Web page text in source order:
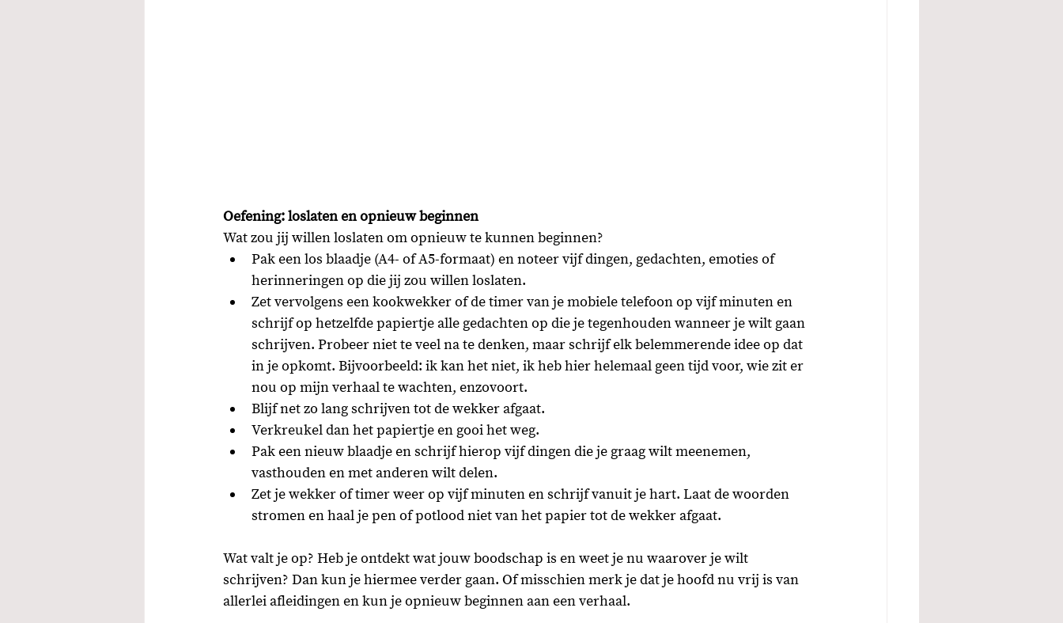
Oefening: loslaten en opnieuw beginnen
Wat zou jij willen loslaten om opnieuw te kunnen beginnen?
Pak een los blaadje (A4- of A5-formaat) en noteer vijf dingen, gedachten, emoties of
herinneringen op die jij zou willen loslaten.
Zet vervolgens een kookwekker of de timer van je mobiele telefoon op vijf minuten en
schrijf op hetzelfde papiertje alle gedachten op die je tegenhouden wanneer je wilt gaan
schrijven. Probeer niet te veel na te denken, maar schrijf elk belemmerende idee op dat
in je opkomt. Bijvoorbeeld: ik kan het niet, ik heb hier helemaal geen tijd voor, wie zit er
nou op mijn verhaal te wachten, enzovoort.
Blijf net zo lang schrijven tot de wekker afgaat.
Verkreukel dan het papiertje en gooi het weg.
Pak een nieuw blaadje en schrijf hierop vijf dingen die je graag wilt meenemen,
vasthouden en met anderen wilt delen.
Zet je wekker of timer weer op vijf minuten en schrijf vanuit je hart. Laat de woorden
stromen en haal je pen of potlood niet van het papier tot de wekker afgaat.
Wat valt je op? Heb je ontdekt wat jouw boodschap is en weet je nu waarover je wilt
schrijven? Dan kun je hiermee verder gaan. Of misschien merk je dat je hoofd nu vrij is van
allerlei afleidingen en kun je opnieuw beginnen aan een verhaal.